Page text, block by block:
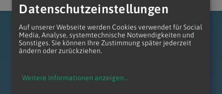
zum Anfang der Seite
Datenschutzeinstellungen
Auf unserer Webseite werden Cookies verwendet für Social
Media, Analyse, systemtechnische Notwendigkeiten und
Sonstiges. Sie können Ihre Zustimmung später jederzeit
ändern oder zurückziehen.
Weitere Informationen anzeigen...